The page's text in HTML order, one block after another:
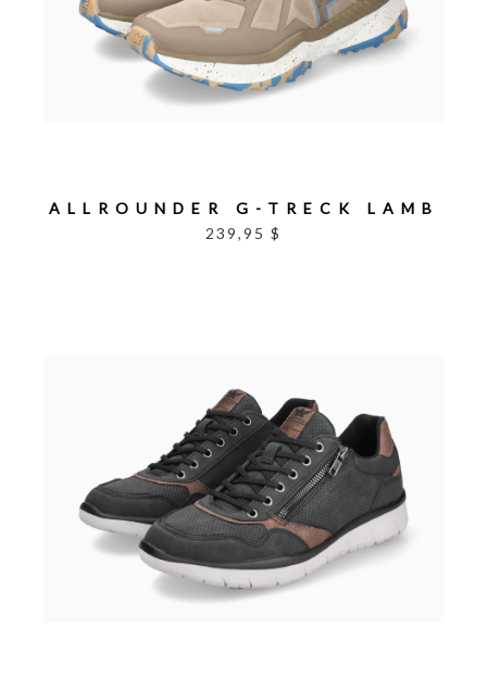
ALLROUNDER G-TRECK LAMB
239,95 $